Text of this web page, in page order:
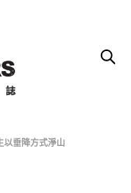
以垂降方式淨山